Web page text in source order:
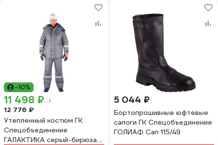
-10%
11 498 ₽
12 776 ₽
Утепленный костюм ГК
Спецобъединение
ГАЛАКТИКА серый-бирюза
5 044 ₽
Бортопрошивные юфтевые
сапоги ГК Спецобъединение
ГОЛИАФ Сап 115/49